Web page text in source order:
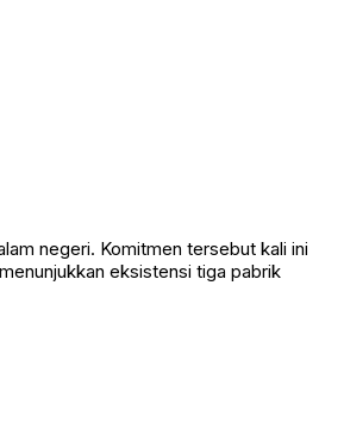
negeri. Komitmen tersebut kali ini
eksistensi tiga pabrik